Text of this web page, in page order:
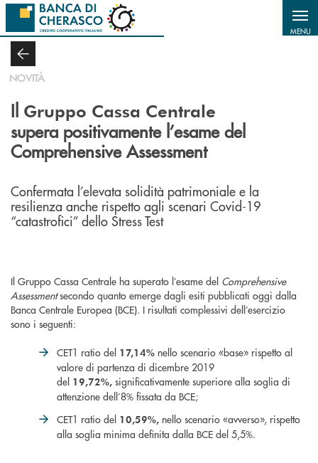
Salta al contenuto principale
MENU
NOVITÀ
Il Gruppo Cassa Centrale
supera positivamente l’esame del
Comprehensive Assessment
Confermata l’elevata solidità patrimoniale e la
resilienza anche rispetto agli scenari Covid-19
“catastrofici” dello Stress Test
Il Gruppo Cassa Centrale ha superato l’esame del Comprehensive
Assessmentsecondo quanto emerge dagli esiti pubblicati oggi dalla
Banca Centrale Europea (BCE). I risultati complessivi dell’esercizio
sono i seguenti:
CET1 ratio del 17,14% nello scenario «base» rispetto al
valore di partenza di dicembre 2019
del 19,72%, significativamente superiore alla soglia di
attenzione dell’8% fissata da BCE;
CET1 ratio del 10,59%, nello scenario «avverso», rispetto
alla soglia minima definita dalla BCE del 5,5%.